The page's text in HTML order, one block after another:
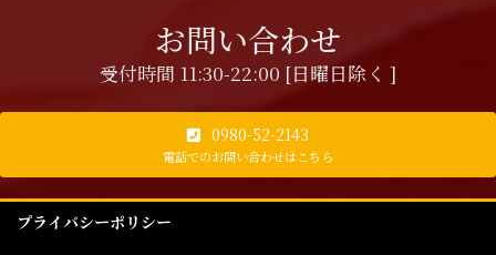
お問い合わせ
受付時間 11:30-22:00 [日曜日除く ]
0980-52-2143
電話でのお問い合わせはこちら
プライバシーポリシー